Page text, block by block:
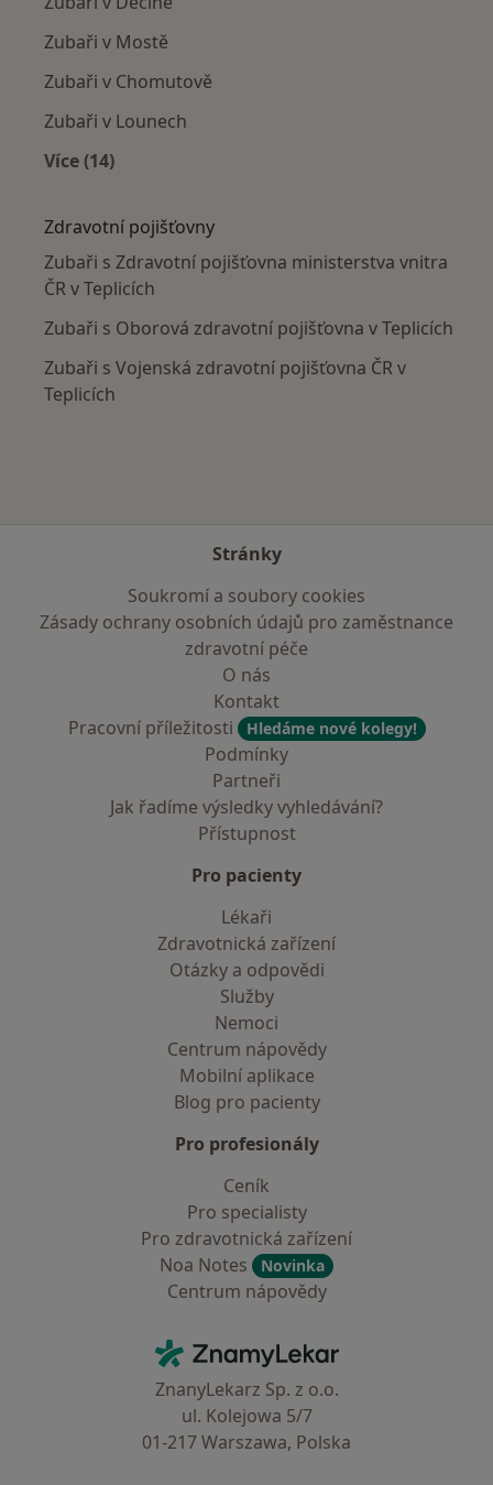
Zubaři v Mostě
Zubaři v Chomutově
Zubaři v Lounech
Více (14)
Zdravotní pojišťovny
Zubaři s Zdravotní pojišťovna ministerstva vnitra
ČR v Teplicích
Zubaři s Oborová zdravotní pojišťovna v Teplicích
Zubaři s Vojenská zdravotní pojišťovna ČR v
Teplicích
Stránky
Soukromí a soubory cookies
Zásady ochrany osobních údajů pro zaměstnance
zdravotní péče
O nás
Kontakt
Pracovní příležitosti
Hledáme nové kolegy!
Podmínky
Partneři
Jak řadíme výsledky vyhledávání?
Přístupnost
Pro pacienty
Lékaři
Zdravotnická zařízení
Otázky a odpovědi
Služby
Nemoci
Centrum nápovědy
Mobilní aplikace
Blog pro pacienty
Pro profesionály
Ceník
Pro specialisty
Pro zdravotnická zařízení
Noa Notes
Novinka
Centrum nápovědy
ZnamyLekar - Hlavní stránka
ZnanyLekarz Sp. z o.o.
ul. Kolejowa 5/7
01-217 Warszawa, Polska